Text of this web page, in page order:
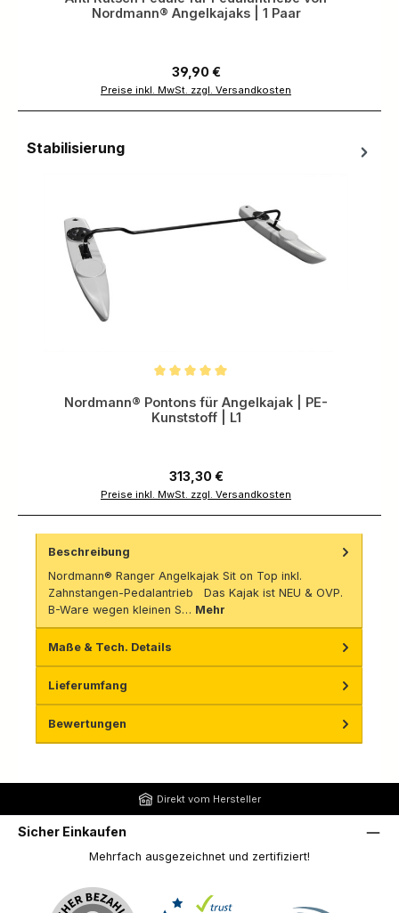
Nordmann® Angelkajaks | 1 Paar
Regulärer Preis:
39,90 €
Preise inkl. MwSt. zzgl. Versandkosten
Stabilisierung
Nordmann® Pontons für Angelkajak | PE-
Kunststoff | L1
Regulärer Preis:
313,30 €
Preise inkl. MwSt. zzgl. Versandkosten
Beschreibung
Nordmann® Ranger Angelkajak Sit on Top inkl.
Zahnstangen-Pedalantrieb Das Kajak ist NEU & OVP.
B-Ware wegen kleinen S… Mehr
Maße & Tech. Details
Lieferumfang
Bewertungen
Direkt vom Hersteller
Sicher Einkaufen
Mehrfach ausgezeichnet und zertifiziert!